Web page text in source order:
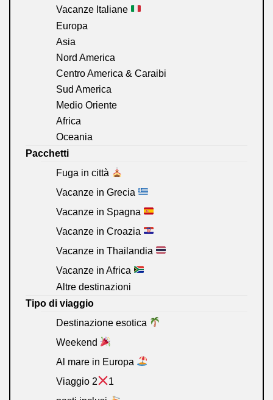
Vacanze Italiane
Europa
Asia
Nord America
Centro America & Caraibi
Sud America
Medio Oriente
Africa
Oceania
Pacchetti
Fuga in città
Vacanze in Grecia
Vacanze in Spagna
Vacanze in Croazia
Vacanze in Thailandia
Vacanze in Africa
Altre destinazioni
Tipo di viaggio
Destinazione esotica
Weekend
Al mare in Europa
Viaggio 2
1